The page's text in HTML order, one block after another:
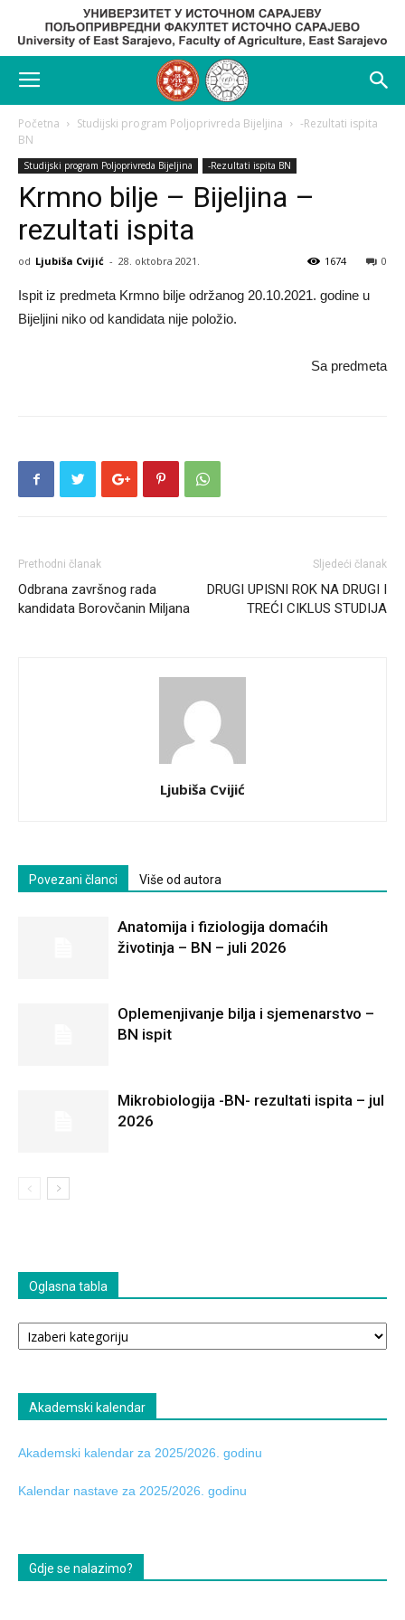
Početna Studijski program Poljoprivreda Bijeljina
-Rezultati ispita
BN
Studijski program Poljoprivreda Bijeljina -Rezultati ispita BN
Krmno bilje – Bijeljina –
rezultati ispita
od Ljubiša Cvijić - 28. oktobra 2021. 0
1674
Ispit iz predmeta Krmno bilje održanog 20.10.2021. godine u
Bijeljini niko od kandidata nije položio.
Sa predmeta
Prethodni članak
Odbrana završnog rada
kandidata Borovčanin Miljana
Sljedeći članak
DRUGI UPISNI ROK NA DRUGI I
TREĆI CIKLUS STUDIJA
Ljubiša Cvijić
Povezani članci Više od autora
Anatomija i fiziologija domaćih
životinja – BN – juli 2026
Oplemenjivanje bilja i sjemenarstvo –
BN ispit
Mikrobiologija -BN- rezultati ispita – jul
2026
Oglasna tabla
Oglasna
tabla
Akademski kalendar
Akademski kalendar za 2025/2026. godinu
Kalendar nastave za 2025/2026. godinu
Gdje se nalazimo?